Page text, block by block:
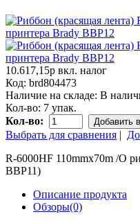
10.617,15р вкл. налог
Код: brd804473
Наличие на складе: В
Кол-во: 7 упак.
Кол-во:
Добавить
Выбрать для сравнения |
R-6000HF 110mmx70m /O
BBP11)
Описание продукта
Обзоры(0)